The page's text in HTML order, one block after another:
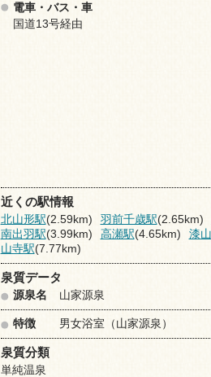
電車・バス・車
国道13号経由
近くの駅情報
北山形駅(2.59km) 羽前千歳駅(2.65km)
南出羽駅(3.99km) 高瀬駅(4.65km) 漆
山寺駅(7.77km)
泉質データ
源泉名
山家源泉
特徴 男女浴室（山家源泉）
泉質分類
単純温泉